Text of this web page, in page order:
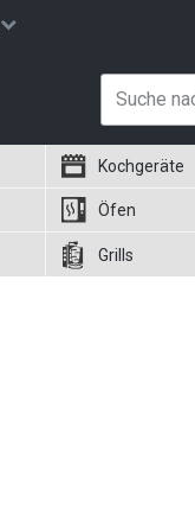
Kochgeräte
Öfen
Grills